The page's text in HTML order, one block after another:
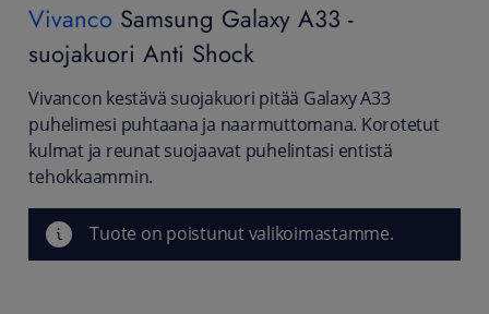
Vivanco Samsung Galaxy A33 -
suojakuori Anti Shock
Vivancon kestävä suojakuori pitää Galaxy A33
puhelimesi puhtaana ja naarmuttomana. Korotetut
kulmat ja reunat suojaavat puhelintasi entistä
tehokkaammin.
Tuote on poistunut valikoimastamme.